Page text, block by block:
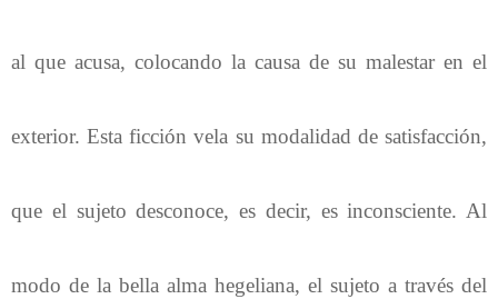
al que acusa, colocando la causa de su malestar en el
exterior. Esta ficción vela su modalidad de satisfacción,
que el sujeto desconoce, es decir, es inconsciente. Al
modo de la bella alma hegeliana, el sujeto a través del